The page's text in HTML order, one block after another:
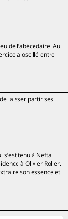
de l’abécédaire. Au
a oscillé entre
laisser partir ses
s’est tenu à Nefta
à Olivier Roller.
son essence et